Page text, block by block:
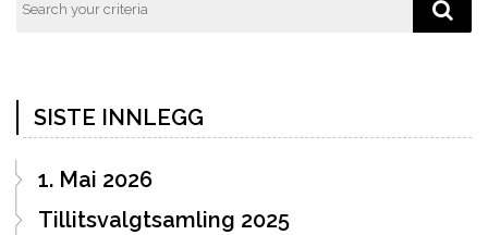
SISTE INNLEGG
1. Mai 2026
Tillitsvalgtsamling 2025